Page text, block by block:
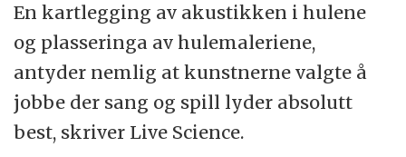
En kartlegging av akustikken i hulene
og plasseringa av hulemaleriene,
antyder nemlig at kunstnerne valgte å
jobbe der sang og spill lyder absolutt
best, skriver Live Science.